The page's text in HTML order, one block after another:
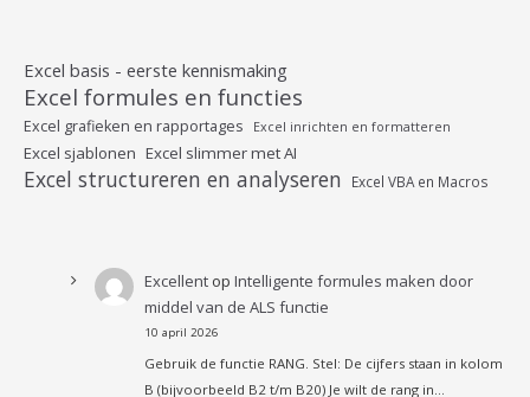
Excel basis - eerste kennismaking
Excel formules en functies
Excel grafieken en rapportages Excel inrichten en formatteren
Excel sjablonen Excel slimmer met AI
Excel structureren en analyseren Excel VBA en Macros
Excellent opIntelligente formules maken door
middel van de ALS functie
10 april 2026
Gebruik de functie RANG. Stel: De cijfers staan in kolom
B (bijvoorbeeld B2 t/m B20) Je wilt de rang in…